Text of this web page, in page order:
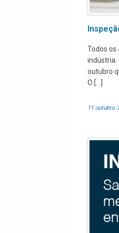
Todos os
indústria.
outubro
O […]
11 outubro,